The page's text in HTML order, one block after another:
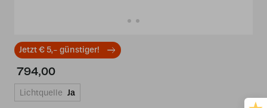
Jetzt € 5,- günstiger!
794,00
Lichtquelle Ja